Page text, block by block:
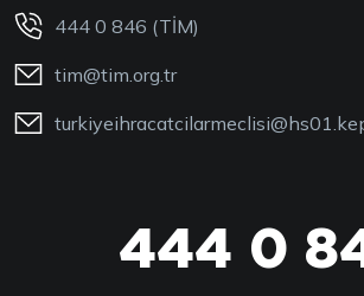
444 0 846 (TİM)
tim@tim.org.tr
444 0